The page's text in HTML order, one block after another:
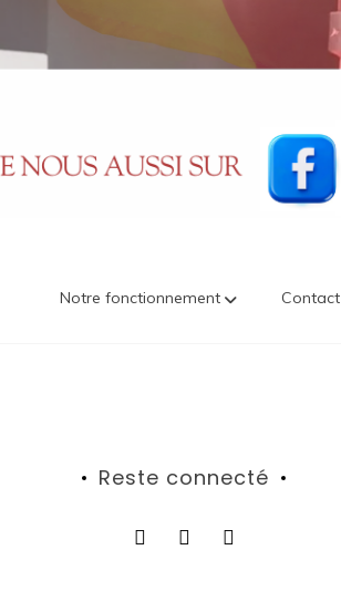
Notre fonctionnement Contact
Reste connecté